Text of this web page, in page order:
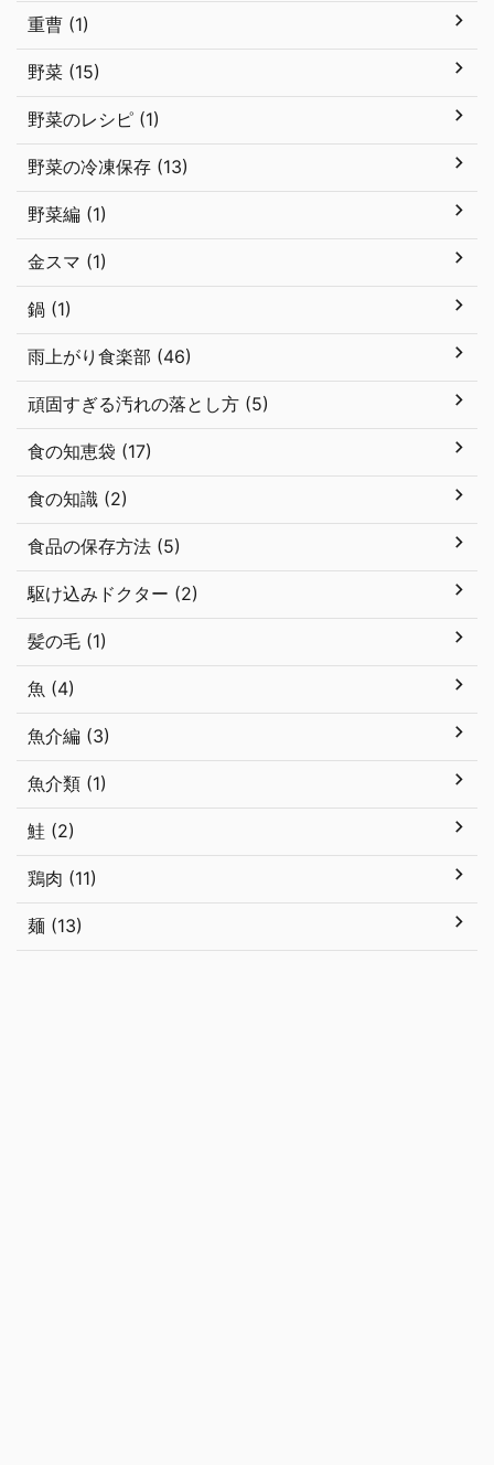
重曹 (1)
野菜 (15)
野菜のレシピ (1)
野菜の冷凍保存 (13)
野菜編 (1)
金スマ (1)
鍋 (1)
雨上がり食楽部 (46)
頑固すぎる汚れの落とし方 (5)
食の知恵袋 (17)
食の知識 (2)
食品の保存方法 (5)
駆け込みドクター (2)
髪の毛 (1)
魚 (4)
魚介編 (3)
魚介類 (1)
鮭 (2)
鶏肉 (11)
麺 (13)